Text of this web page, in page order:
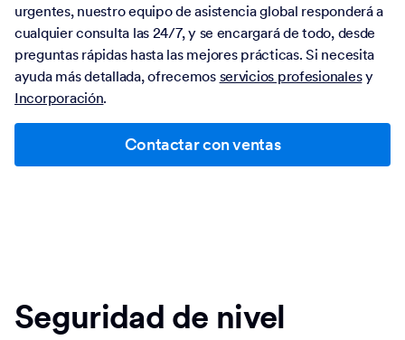
urgentes, nuestro equipo de asistencia global responderá a
cualquier consulta las 24/7, y se encargará de todo, desde
preguntas rápidas hasta las mejores prácticas. Si necesita
ayuda más detallada, ofrecemos servicios profesionalesy
Incorporación.
Contactar con ventas
Seguridad de nivel